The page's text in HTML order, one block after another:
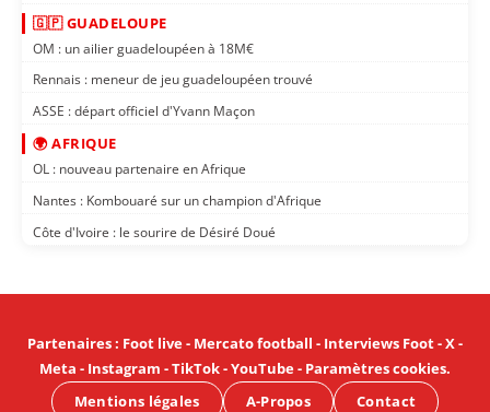
🇬🇵 GUADELOUPE
OM : un ailier guadeloupéen à 18M€
Rennais : meneur de jeu guadeloupéen trouvé
ASSE : départ officiel d'Yvann Maçon
🌍 AFRIQUE
OL : nouveau partenaire en Afrique
Nantes : Kombouaré sur un champion d'Afrique
Côte d'Ivoire : le sourire de Désiré Doué
Partenaires: Foot live- Mercato football - Interviews Foot-X-
Meta - Instagram -TikTok-YouTube- Paramètres cookies.
Mentions légales
A-Propos Contact